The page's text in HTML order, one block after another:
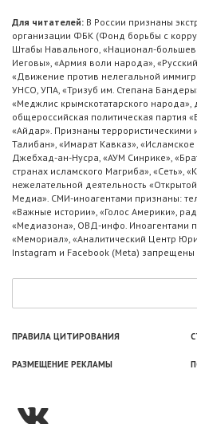
Для читателей: В России признаны
организации ФБК (Фонд борьбы с
Штабы Навального, «Национал-
Иеговы», «Армия воли народа»,
«Движение против нелегальной
УНСО, УПА, «Тризуб им. Степана
«Меджлис крымскотатарского народа»,
общероссийская политическая партия
«Айдар». Признаны
Талибан», «Имарат Кавказ»,
Джебхад-ан-Нусра, «АУМ Синрике»,
странах исламского Магриба», «Сеть»,
нежелательной деятельность
Медиа». СМИ-иноагентами признаны:
«Важные истории», «Голос Америки»,
«Медиазона», ОВД-инфо. Иноагентами
«Мемориал», «Аналитический Центр
Instagram и Facebook (Metа)
ПРАВИЛА ЦИТИРОВАНИЯ
РАЗМЕЩЕНИЕ РЕКЛАМЫ